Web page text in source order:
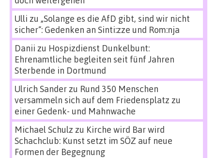
Ulli zu „Solange es die AfD gibt, sind wir nicht
sicher“: Gedenken an Sinti:zze und Rom:nja
Danii zu Hospizdienst Dunkelbunt:
Ehrenamtliche begleiten seit fünf Jahren
Sterbende in Dortmund
Ulrich Sanderzu Rund 350 Menschen
versammeln sich auf dem Friedensplatz zu
einer Gedenk- und Mahnwache
Michael Schulz zu Kirche wird Bar wird
Schachclub: Kunst setzt im SÖZ auf neue
Formen der Begegnung